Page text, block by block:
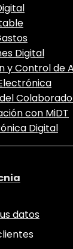
Digital
y Control de
con MiDT
Digital
datos